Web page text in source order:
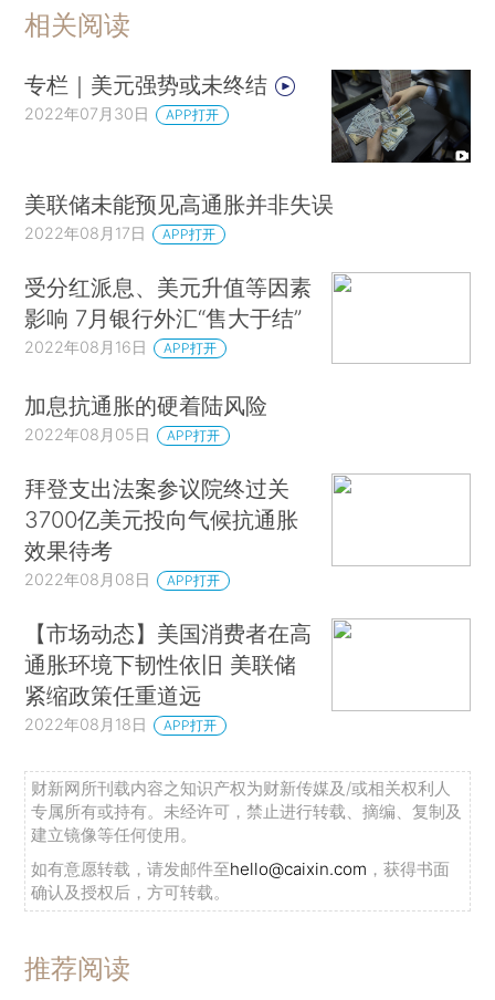
相关阅读
专栏｜美元强势或未终结
2022年07月30日 APP打开
美联储未能预见高通胀并非失误
2022年08月17日 APP打开
受分红派息、美元升值等因素
影响 7月银行外汇“售大于结”
2022年08月16日 APP打开
加息抗通胀的硬着陆风险
2022年08月05日 APP打开
拜登支出法案参议院终过关
3700亿美元投向气候抗通胀
效果待考
2022年08月08日 APP打开
【市场动态】美国消费者在高
通胀环境下韧性依旧 美联储
紧缩政策任重道远
2022年08月18日 APP打开
财新网所刊载内容之知识产权为财新传媒及/或相关权利人
专属所有或持有。未经许可，禁止进行转载、摘编、复制及
建立镜像等任何使用。
如有意愿转载，请发邮件至hello@caixin.com ，获得书面
确认及授权后，方可转载。
推荐阅读